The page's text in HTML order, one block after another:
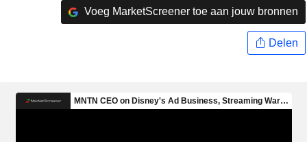
Voeg MarketScreener toe aan jouw bronnen
Delen